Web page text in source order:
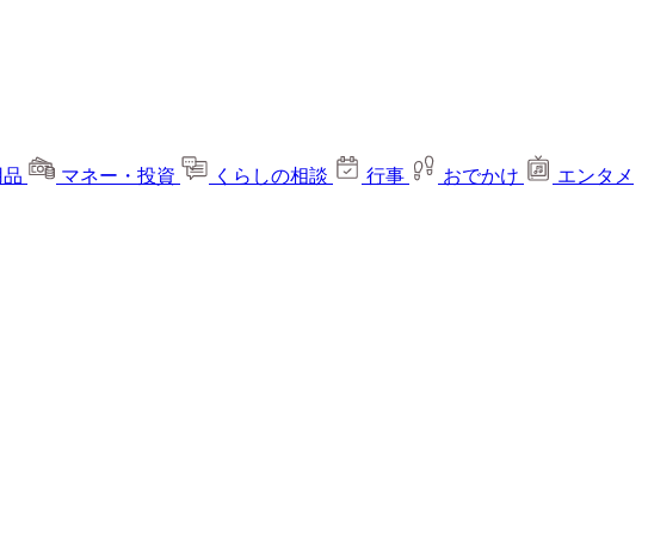
マネー・投資 くらしの相談 行事 おでかけ
エンタメ